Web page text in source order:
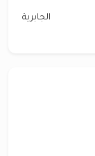
الجابرية